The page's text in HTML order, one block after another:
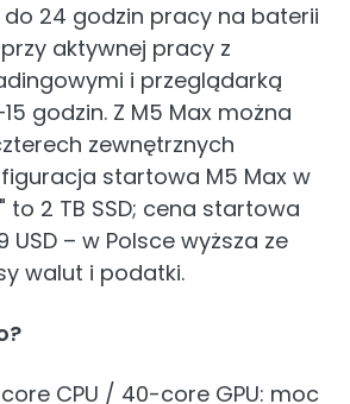
24 godzin pracy na baterii
aktywnej pracy z
i przeglądarką
godzin. Z M5 Max można
zewnętrznych
startowa M5 Max w
to 2 TB SSD; cena startowa
USD – w Polsce wyższa ze
walut i podatki.
CPU / 40-core GPU: moc